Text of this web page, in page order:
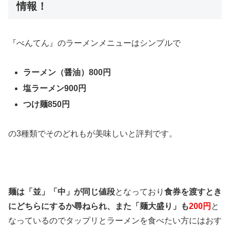
情報！
『べんてん』のラーメンメニューはシンプルで
ラーメン（醤油）800円
塩ラーメン900円
つけ麺850円
の3種類でそのどれもが美味しいと評判です。
麺は「並」「中」が同じ値段となっており 食券を渡すとき
にどちらにするか尋ねられ、
また「麺大盛り」も200円 と
なっているのでタップリとラーメンを食べたい方にはおす